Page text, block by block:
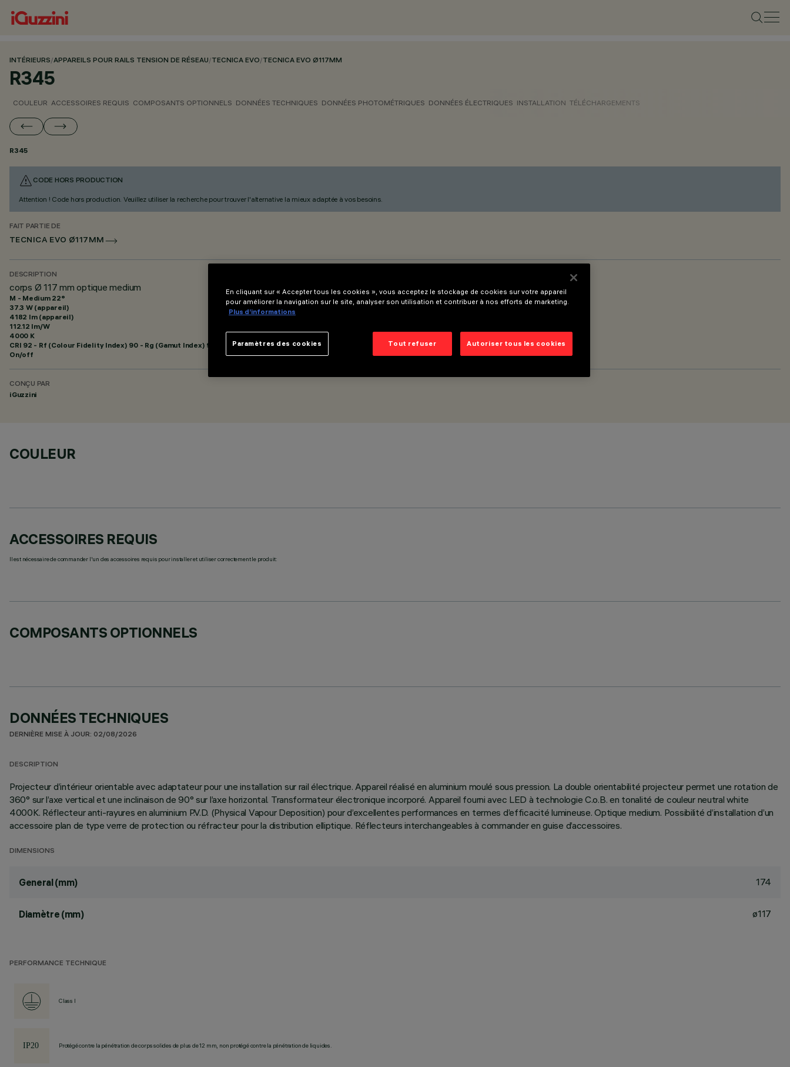
INTÉRIEURS/APPAREILS POUR RAILS TENSION DE RÉSEAU/TECNICA EVO/TECNICA EVO Ø117MM
R345
COULEUR ACCESSOIRES REQUIS COMPOSANTS OPTIONNELS DONNÉES TECHNIQUES DONNÉES PHOTOMÉTRIQUES DONNÉES ÉLECTRIQUES INSTALLATION TÉLÉCHARGEMENTS
R345
CODE HORS PRODUCTION
Attention ! Code hors production. Veuillez utiliser la recherche pour trouver l'alternative la mieux adaptée à vos besoins.
FAIT PARTIE DE
TECNICA EVO Ø117MM
DESCRIPTION
corps Ø 117 mm optique medium
M - Medium 22°
37.3 W (appareil)
4182 lm (appareil)
112.12 lm/W
4000 K
CRI 92 - Rf (Colour Fidelity Index) 90 - Rg (Gamut Index) 98
On/off
CONÇU PAR
iGuzzini
COULEUR
ACCESSOIRES REQUIS
Il est nécessaire de commander l'un des accessoires requis pour installer et utiliser correctement le produit:
COMPOSANTS OPTIONNELS
DONNÉES TECHNIQUES
DERNIÈRE MISE À JOUR: 02/08/2026
DESCRIPTION
Projecteur d’intérieur orientable avec adaptateur pour une installation sur rail électrique. Appareil réalisé en aluminium moulé sous pression. La double orientabilité projecteur permet une rotation de
360° sur l’axe vertical et une inclinaison de 90° sur l’axe horizontal. Transformateur électronique incorporé. Appareil fourni avec LED à technologie C.o.B. en tonalité de couleur neutral white
4000K. Réflecteur anti-rayures en aluminium P.V.D. (Physical Vapour Deposition) pour d’excellentes performances en termes d’efficacité lumineuse. Optique medium. Possibilité d’installation d’un
accessoire plan de type verre de protection ou réfracteur pour la distribution elliptique. Réflecteurs interchangeables à commander en guise d’accessoires.
DIMENSIONS
General (mm) 174
Diamètre (mm) ø117
PERFORMANCE TECHNIQUE
Class I
Protégé contre la pénétration de corps solides de plus de 12 mm, non protégé contre la pénétration de liquides.
En cliquant sur « Accepter tous les cookies », vous acceptez le stockage de cookies sur votre appareil
pour améliorer la navigation sur le site, analyser son utilisation et contribuer à nos efforts de marketing.
Plus d’informations
Tout refuser Autoriser tous les cookies
Paramètres des cookies